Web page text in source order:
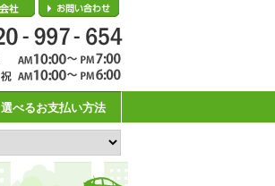
会社概要
選べるお支払い方法